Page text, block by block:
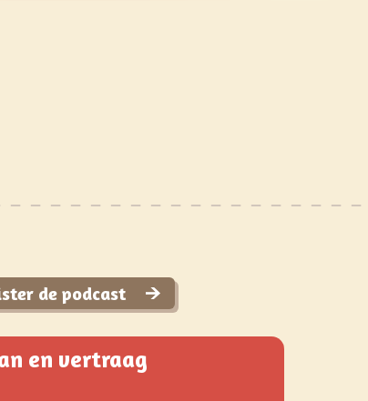
de podcast
en vertraag